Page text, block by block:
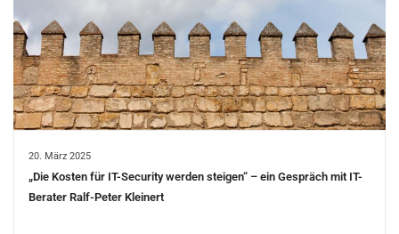
20. März 2025
„Die Kosten für IT-Security werden steigen“ – ein Gespräch mit IT-
Berater Ralf-Peter Kleinert